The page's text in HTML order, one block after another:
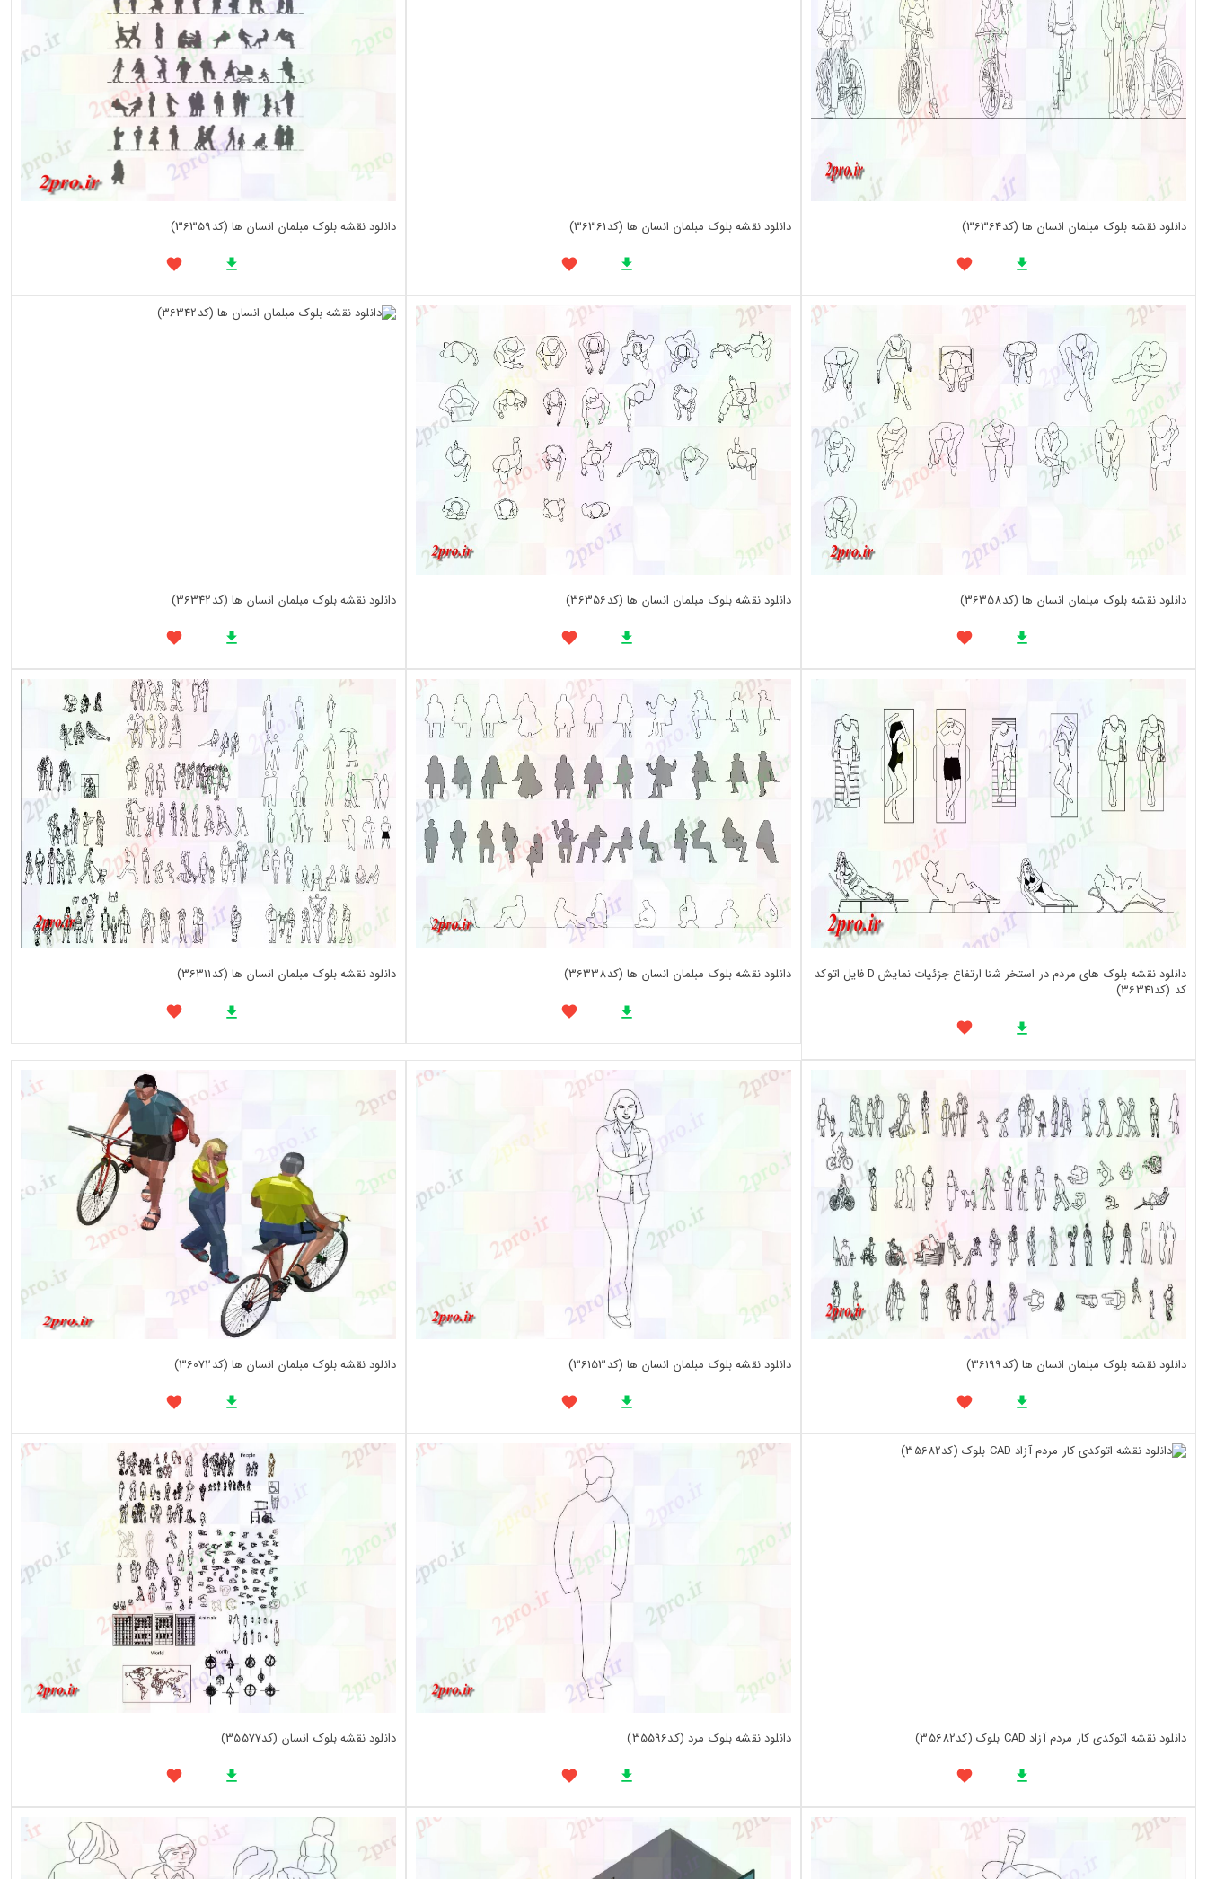
دانلود نقشه بلوک مبلمان انسان ها (کد36364) دانلود نقشه بلوک مبلمان انسان ها (کد36361) دانلود نقشه بلوک مبلمان انسان ها (کد36359)
دانلود نقشه بلوک مبلمان انسان ها (کد36358) دانلود نقشه بلوک مبلمان انسان ها (کد36356) دانلود نقشه بلوک مبلمان انسان ها (کد36342)
دانلود نقشه بلوک های مردم در استخر شنا ارتفاع جزئیات نمایش D فایل اتوکد
کد (کد36341)
دانلود نقشه بلوک مبلمان انسان ها (کد36338) دانلود نقشه بلوک مبلمان انسان ها (کد36311)
دانلود نقشه بلوک مبلمان انسان ها (کد36199) دانلود نقشه بلوک مبلمان انسان ها (کد36153) دانلود نقشه بلوک مبلمان انسان ها (کد36072)
دانلود نقشه اتوکدی کار مردم آزاد CAD بلوک (کد35682) دانلود نقشه بلوک مرد (کد35596) دانلود نقشه بلوک انسان (کد35577)